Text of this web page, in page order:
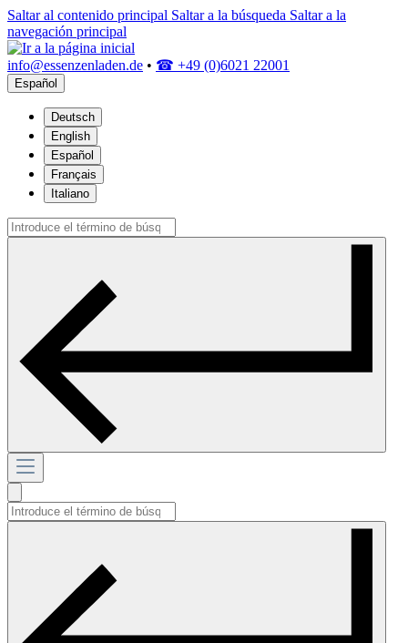
Saltar al contenido principal Saltar a la búsqueda Saltar a la
navegación principal
info@essenzenladen.de • ☎ +49 (0)6021 22001
Español
Deutsch
English
Español
Français
Italiano